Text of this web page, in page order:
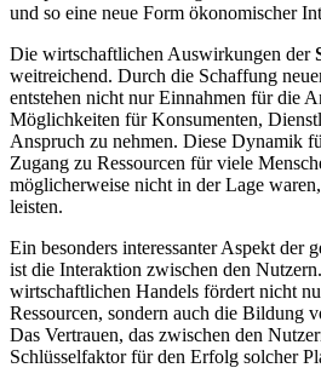
und so eine neue Form ökonomischer
Die wirtschaftlichen Auswirkungen der
weitreichend. Durch die Schaffung
entstehen nicht nur Einnahmen für die
Möglichkeiten für Konsumenten,
Anspruch zu nehmen. Diese Dynamik
Zugang zu Ressourcen für viele
möglicherweise nicht in der Lage
leisten.
Ein besonders interessanter Aspekt der
ist die Interaktion zwischen den
wirtschaftlichen Handels fördert nicht
Ressourcen, sondern auch die Bildung
Das Vertrauen, das zwischen den
Schlüsselfaktor für den Erfolg solcher